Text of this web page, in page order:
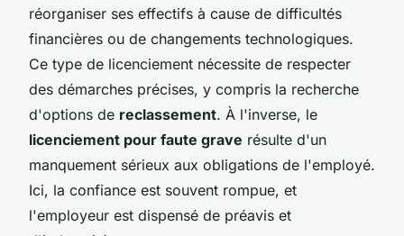
réorganiser ses effectifs à cause de difficultés
financières ou de changements technologiques.
Ce type de licenciement nécessite de respecter
des démarches précises, y compris la recherche
d'options de reclassement. À l'inverse, le
licenciement pour faute grave résulte d'un
manquement sérieux aux obligations de l'employé.
Ici, la confiance est souvent rompue, et
l'employeur est dispensé de préavis et